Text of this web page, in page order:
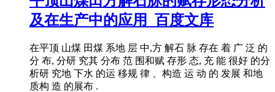
及在生产中的应用_百度文库
在平顶 山煤 田煤 系地 层 中,方 解石 脉 存在 着 广 泛 的
分 布, 分研 究其 分布 范 围和赋 存形 态, 充 能 很好 的分
析研 究地 下水 的运 移规 律 、构造 运 动 的 发展 和地
质构 造 的展布 .